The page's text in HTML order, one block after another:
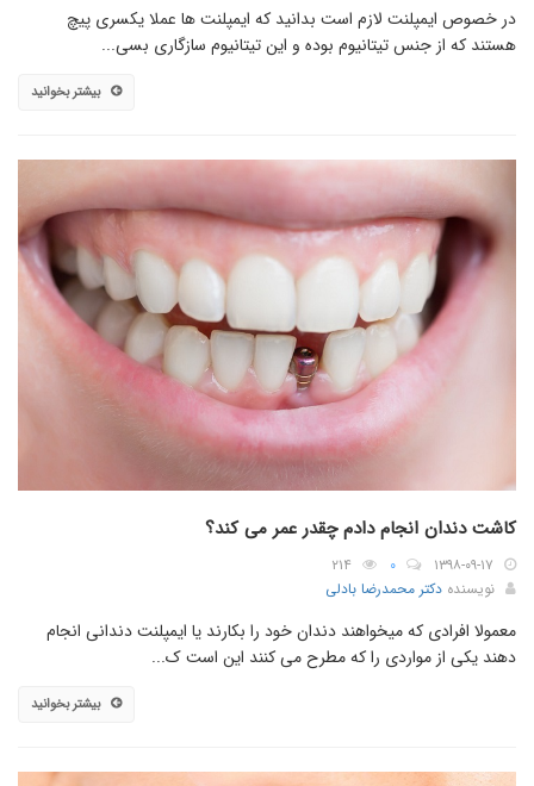
در خصوص ایمپلنت لازم است بدانید که ایمپلنت ها عملا یکسری پیچ
هستند که از جنس تیتانیوم بوده و این تیتانیوم سازگاری بسی...
بیشتر بخوانید
کاشت دندان انجام دادم چقدر عمر می کند؟
۱۳۹۸-۰۹-۱۷ ۰
۲۱۴
نویسنده دکتر محمدرضا بادلی
معمولا افرادی که میخواهند دندان خود را بکارند یا ایمپلنت دندانی انجام
دهند یکی از مواردی را که مطرح می کنند این است ک...
بیشتر بخوانید